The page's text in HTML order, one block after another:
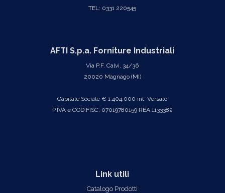
TEL: 0331 220545
AFTI S.p.a. Forniture Industriali
Via P.F. Calvi, 34/36
20020 Magnago (MI)
Capitale Sociale € 1.404.000 int. Versato
P.IVA e COD.FISC. 07019780159 REA 1133382
Link utili
Catalogo Prodotti